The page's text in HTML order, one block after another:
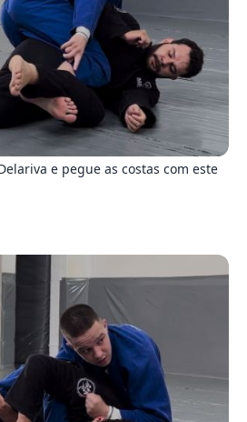
e pegue as costas com este